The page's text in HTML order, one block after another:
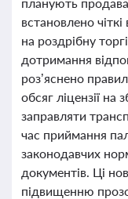
встановлено
на роздрібну
дотримання
роз’яснено
обсяг ліцензії на
заправляти
час приймання
законодавчих
документів. Ці
підвищенню